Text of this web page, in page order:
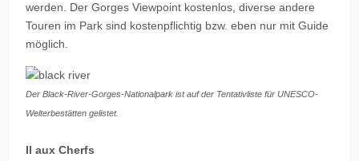
werden. Der Gorges Viewpoint kostenlos, diverse andere
Touren im Park sind kostenpflichtig bzw. eben nur mit Guide
möglich.
Der Black-River-Gorges-Nationalpark ist auf der Tentativliste für UNESCO-
Welterbestätten gelistet.
Il aux Cherfs